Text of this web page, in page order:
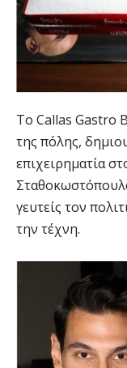
Το Callas Gastro
της πόλης,
επιχειρηματία
γευτείς τον
την τέχνη.